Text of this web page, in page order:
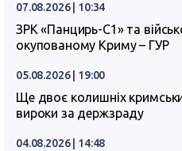
07.08.2026 | 10:34
ЗРК «Панцирь-С1» та
окупованому Криму – ГУР
05.08.2026 | 19:00
Ще двоє колишніх
вироки за держзраду
04.08.2026 | 14:48